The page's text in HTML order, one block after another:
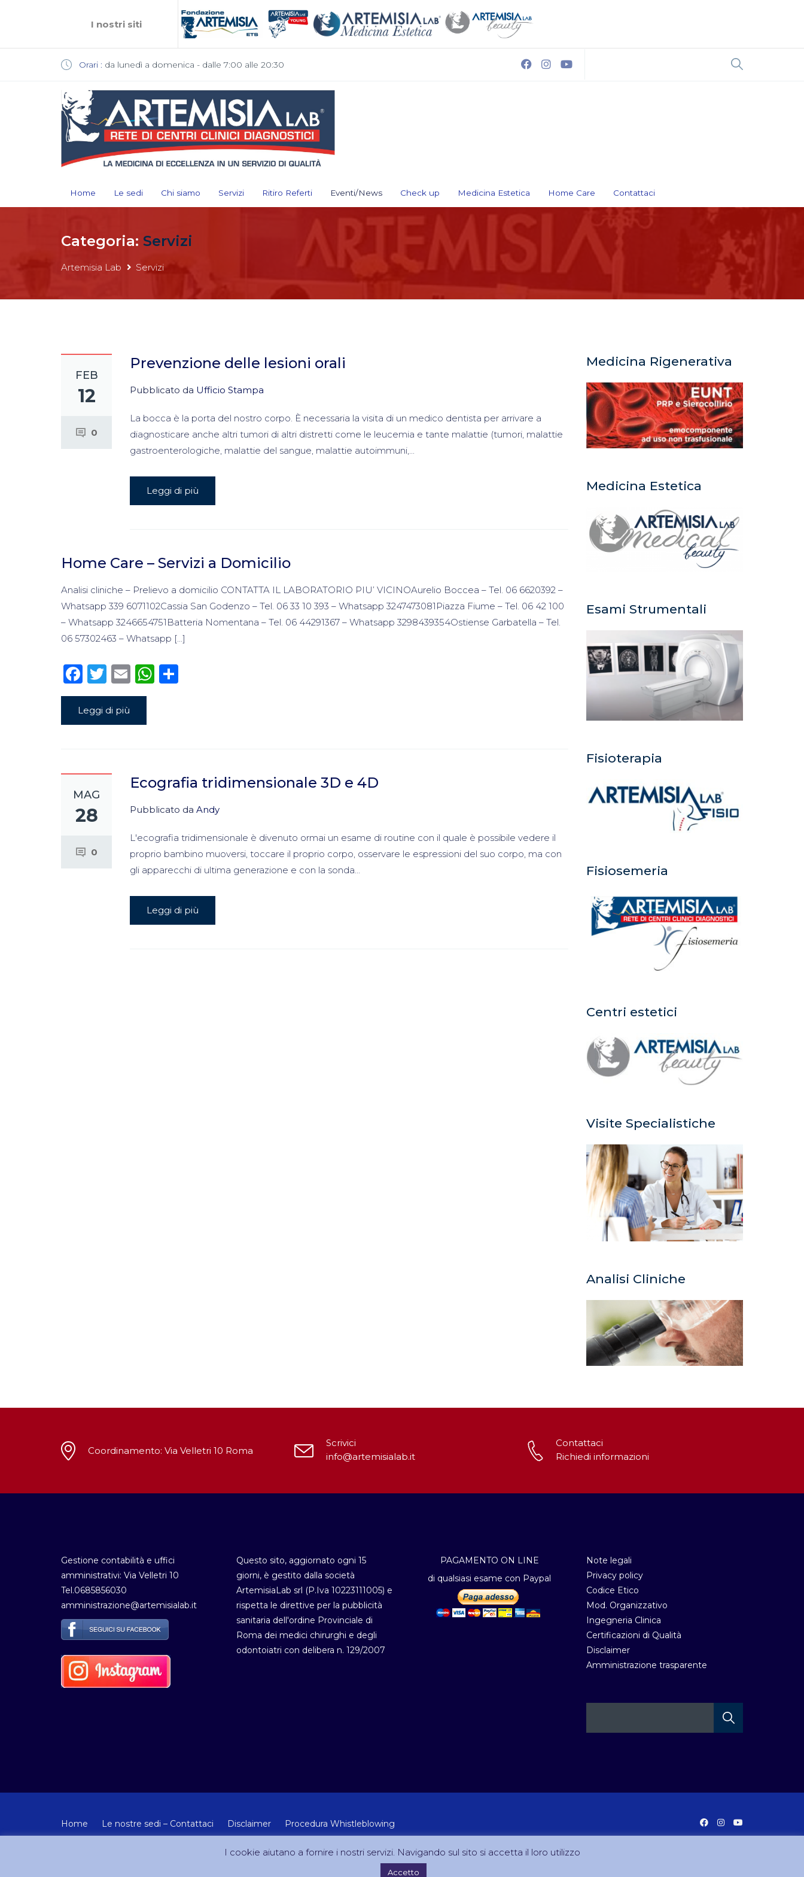
I nostri siti
Orari : da lunedì a domenica - dalle 7:00 alle 20:30
Home Le sedi Chi siamo Servizi Ritiro Referti Eventi/News Check up Medicina Estetica Home Care Contattaci
Categoria: Servizi
Artemisia Lab Servizi
FEB
12
0
Prevenzione delle lesioni orali
Pubblicato da Ufficio Stampa
La bocca è la porta del nostro corpo. È necessaria la visita di un medico dentista per arrivare a
diagnosticare anche altri tumori di altri distretti come le leucemia e tante malattie (tumori, malattie
gastroenterologiche, malattie del sangue, malattie autoimmuni,...
Leggi di più
Home Care – Servizi a Domicilio
Analisi cliniche – Prelievo a domicilio CONTATTA IL LABORATORIO PIU’ VICINOAurelio Boccea – Tel. 06 6620392 –
Whatsapp 339 6071102Cassia San Godenzo – Tel. 06 33 10 393 – Whatsapp 3247473081Piazza Fiume – Tel. 06 42 100
– Whatsapp 3246654751Batteria Nomentana – Tel. 06 44291367 – Whatsapp 3298439354Ostiense Garbatella – Tel.
06 57302463 – Whatsapp […]
Facebook
Twitter
EmailWhatsApp
Leggi di più
MAG
28
0
Ecografia tridimensionale 3D e 4D
Pubblicato da Andy
L'ecografia tridimensionale è divenuto ormai un esame di routine con il quale è possibile vedere il
proprio bambino muoversi, toccare il proprio corpo, osservare le espressioni del suo corpo, ma con
gli apparecchi di ultima generazione e con la sonda...
Leggi di più
Medicina Rigenerativa
Medicina Estetica
Esami Strumentali
Fisioterapia
Fisiosemeria
Centri estetici
Visite Specialistiche
Analisi Cliniche
Coordinamento: Via Velletri 10 Roma
Scrivici
info@artemisialab.it
Contattaci
Richiedi informazioni
Gestione contabilità e uffici
amministrativi: Via Velletri 10
Tel.0685856030
amministrazione@artemisialab.it
Questo sito, aggiornato ogni 15
giorni, è gestito dalla società
ArtemisiaLab srl (P.Iva 10223111005) e
rispetta le direttive per la pubblicità
sanitaria dell'ordine Provinciale di
Roma dei medici chirurghi e degli
odontoiatri con delibera n. 129/2007
PAGAMENTO ON LINE
di qualsiasi esame con Paypal
Note legali
Privacy policy
Codice Etico
Mod. Organizzativo
Ingegneria Clinica
Certificazioni di Qualità
Disclaimer
Amministrazione trasparente
Home Le nostre sedi – Contattaci Disclaimer Procedura Whistleblowing
I cookie aiutano a fornire i nostri servizi. Navigando sul sito si accetta il loro utilizzo
Accetto